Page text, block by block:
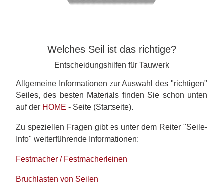
Welches Seil ist das richtige?
Entscheidungshilfen für Tauwerk
Allgemeine Informationen zur Auswahl des "richtigen"
Seiles, des besten Materials finden Sie schon unten
auf der HOME - Seite (Startseite).
Zu speziellen Fragen gibt es unter dem Reiter "Seile-
Info" weiterführende Informationen:
Festmacher / Festmacherleinen
Bruchlasten von Seilen